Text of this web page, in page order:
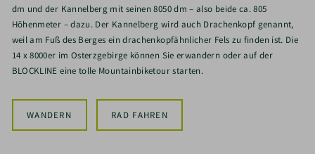
dm und der Kannelberg mit seinen 8050 dm – also beide ca. 805
Höhenmeter – dazu. Der Kannelberg wird auch Drachenkopf genannt,
weil am Fuß des Berges ein drachenkopfähnlicher Fels zu finden ist. Die
14 x 8000er im Osterzgebirge können Sie erwandern oder auf der
BLOCKLINE eine tolle Mountainbiketour starten.
WANDERN RAD FAHREN